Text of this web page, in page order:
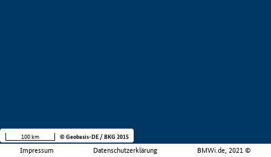
Impressum Datenschutzerklärung BMWi.de, 2021 ©
100 km © Geobasis-DE / BKG 2015